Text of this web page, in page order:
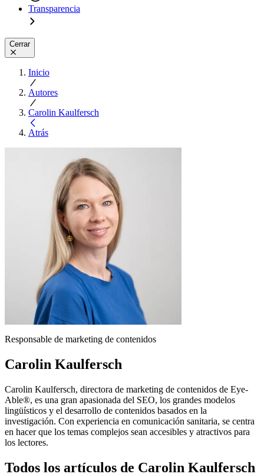
Transparencia
Cerrar
Inicio
Autores
Carolin Kaulfersch
Atrás
Responsable de marketing de contenidos
Carolin Kaulfersch
Carolin Kaulfersch, directora de marketing de contenidos de Eye-
Able®, es una gran apasionada del SEO, los grandes modelos
lingüísticos y el desarrollo de contenidos basados en la
investigación. Con experiencia en comunicación sanitaria, se centra
en hacer que los temas complejos sean accesibles y atractivos para
los lectores.
Todos los artículos de Carolin Kaulfersch